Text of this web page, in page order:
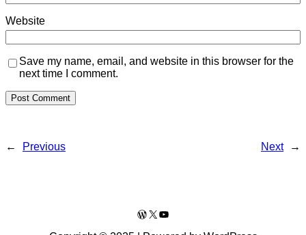
Website
Save my name, email, and website in this browser for the
next time I comment.
← Previous Next →
WordPress
X YouTube